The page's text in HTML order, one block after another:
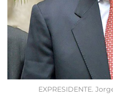
EXPRESIDENTE.